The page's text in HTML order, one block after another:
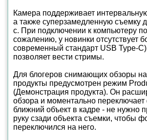
Камера поддерживает
а также суперзамедленную съемку
с. При подключении к компьютеру
сожалению, у новинки отсутствует
современный стандарт USB Type-
позволяет вести стримы.
Для блогеров снимающих обзоры
продукты предусмотрен режим
(Демонстрация продукта). Он
обзора и моментально переключает
ближний объект в кадре - не нужно
руку сзади объекта съемки, чтобы
переключился на него.